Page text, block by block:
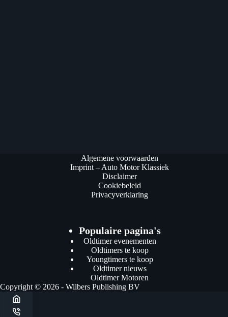
Algemene voorwaarden
Imprint – Auto Motor Klassiek
Disclaimer
Cookiebeleid
Privacyverklaring
Populaire pagina's
Oldtimer evenementen
Oldtimers te koop
Youngtimers te koop
Oldtimer nieuws
Oldtimer Motoren
Copyright © 2026 - Wilbers Publishing BV